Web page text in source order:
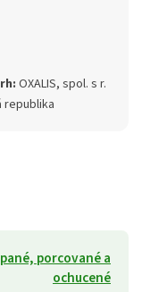
OXALIS, spol. s r.
republika
porcované a
ochucené